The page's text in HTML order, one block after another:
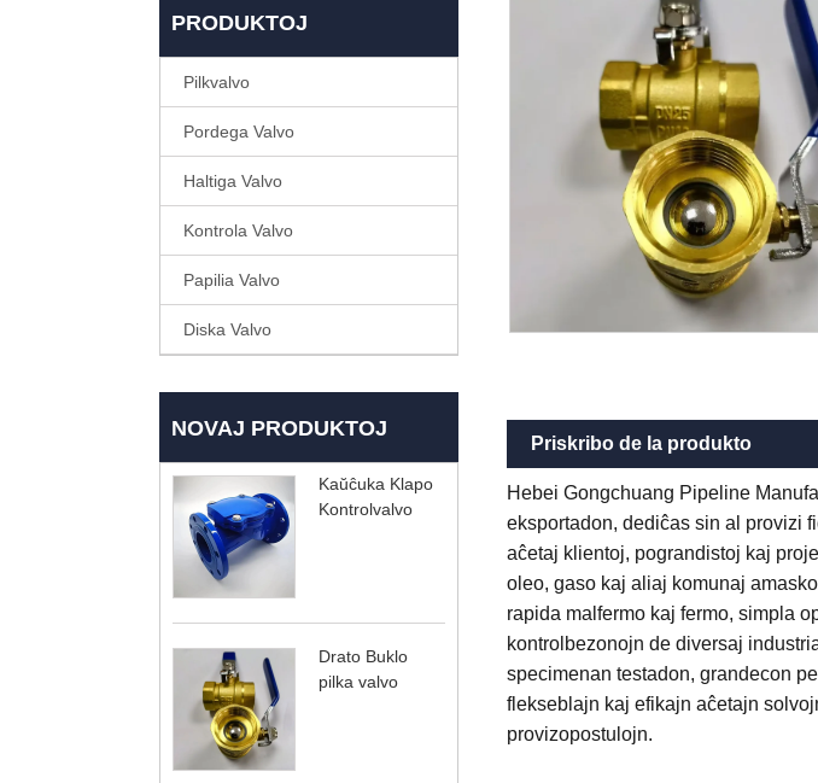
PRODUKTOJ
Pilkvalvo
Pordega Valvo
Haltiga Valvo
Kontrola Valvo
Papilia Valvo
Diska Valvo
NOVAJ PRODUKTOJ
Kaŭĉuka Klapo
Kontrolvalvo
Drato Buklo
pilka valvo
Priskribo de la produkto
Hebei Gongchuang Pipeline
eksportadon, dediĉas sin al provizi
aĉetaj klientoj, pograndistoj kaj
oleo, gaso kaj aliaj komunaj
rapida malfermo kaj fermo, simpla
kontrolbezonojn de diversaj
specimenan testadon, grandecon
flekseblajn kaj efikajn aĉetajn
provizopostulojn.